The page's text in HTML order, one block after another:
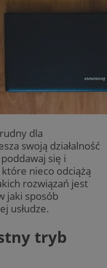
dla
swoją działalność
się i
nieco odciążą
rozwiązań jest
jaki sposób
usłudze.
tryb